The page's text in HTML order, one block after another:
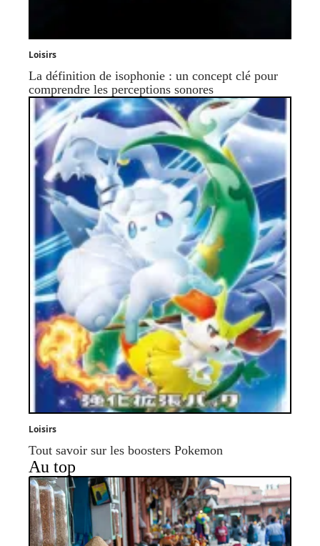
Loisirs
La définition de isophonie : un concept clé pour
comprendre les perceptions sonores
Loisirs
Tout savoir sur les boosters Pokemon
Au top